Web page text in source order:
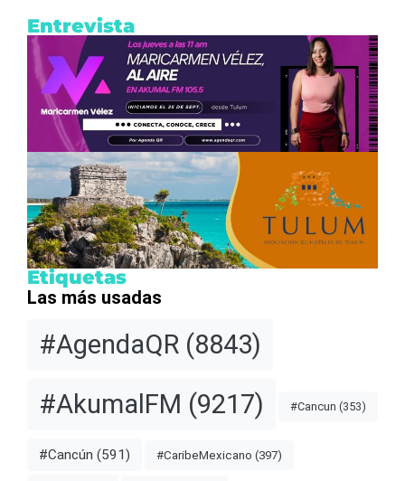
Entrevista
Etiquetas
Las más usadas
#AgendaQR (8843)
#AkumalFM (9217) #Cancun (353)
#Cancún (591) #CaribeMexicano (397)